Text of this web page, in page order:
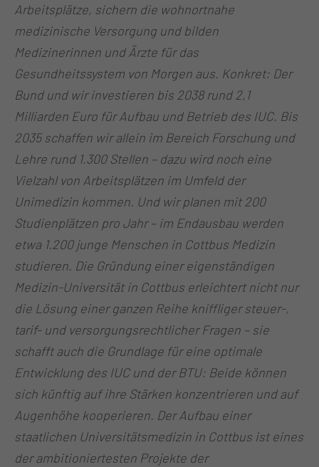
Arbeitsplätze, sichern die wohnortnahe
medizinische Versorgung und bilden
Medizinerinnen und Ärzte für das
Gesundheitssystem von Morgen aus. Konkret: Der
Bund und wir investieren bis 2038 rund 2,1
Milliarden Euro für Aufbau und Betrieb des IUC. Bis
2035 schaffen wir allein im Bereich Forschung und
Lehre rund 1.300 Stellen – dazu wird noch eine
Vielzahl von Arbeitsplätzen im Umfeld der
Unimedizin kommen. Und wir planen mit 200
Studienplätzen pro Jahr – im Endausbau werden
etwa 1.200 junge Menschen in Cottbus Medizin
studieren. Die Gründung einer eigenständigen
Medizin-Universität in Cottbus erleichtert nicht nur
die Lösung einer ganzen Reihe kniffliger steuer-,
tarif- und versorgungsrechtlicher Fragen – sie
schafft auch die Grundlage für eine optimale
Entwicklung des IUC und der BTU: Beide können
sich künftig auf ihre Stärken konzentrieren und auf
Augenhöhe kooperieren. Der Aufbau einer
staatlichen Universitätsmedizin in Cottbus ist eines
der ambitioniertesten Projekte der